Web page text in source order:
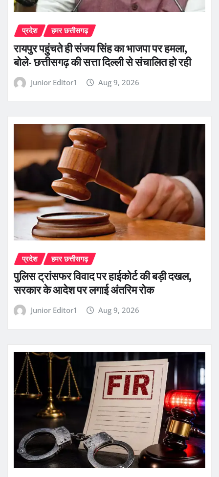
प्रदेश हमर छत्तीसगढ़
रायपुर पहुंचते ही संजय सिंह का भाजपा पर हमला,
बोले- छत्तीसगढ़ की सत्ता दिल्ली से संचालित हो रही
Junior Editor1 Aug 9, 2026
प्रदेश हमर छत्तीसगढ़
पुलिस ट्रांसफर विवाद पर हाईकोर्ट की बड़ी दखल,
सरकार के आदेश पर लगाई अंतरिम रोक
Junior Editor1 Aug 9, 2026